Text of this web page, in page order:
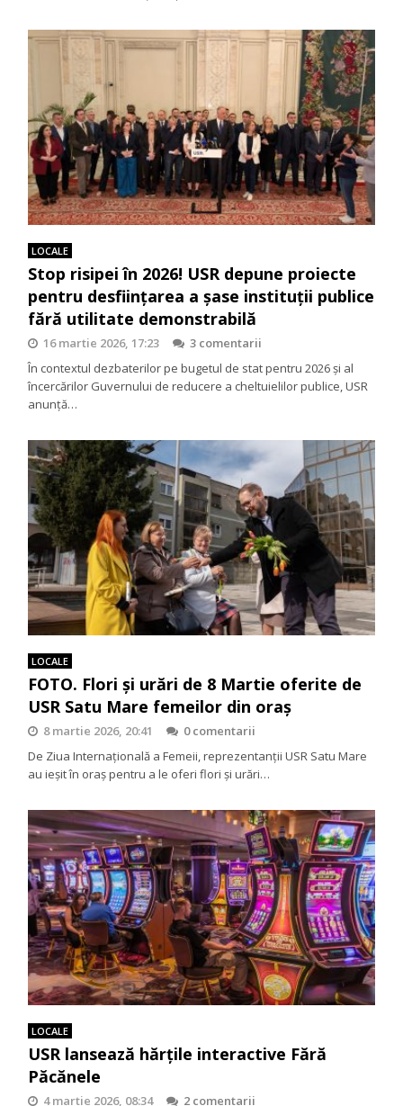
LOCALE
Stop risipei în 2026! USR depune proiecte
pentru desființarea a șase instituții publice
fără utilitate demonstrabilă
16 martie 2026, 17:23
3 comentarii
În contextul dezbaterilor pe bugetul de stat pentru 2026 și al
încercărilor Guvernului de reducere a cheltuielilor publice, USR
anunță…
LOCALE
FOTO. Flori și urări de 8 Martie oferite de
USR Satu Mare femeilor din oraș
8 martie 2026, 20:41
0 comentarii
De Ziua Internațională a Femeii, reprezentanții USR Satu Mare
au ieșit în oraș pentru a le oferi flori și urări…
LOCALE
USR lansează hărțile interactive Fără
Păcănele
4 martie 2026, 08:34 2 comentarii